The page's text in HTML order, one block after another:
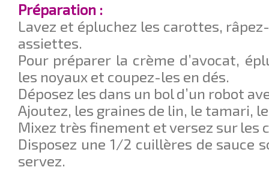
Préparation :
Lavez et épluchez les carottes,
assiettes.
Pour préparer la crème d’avocat,
les noyaux et coupez-les en dés.
Déposez les dans un bol d’un robot
Ajoutez, les graines de lin, le tamari,
Mixez très finement et versez sur les
Disposez une 1/2 cuillères de sauce
servez.